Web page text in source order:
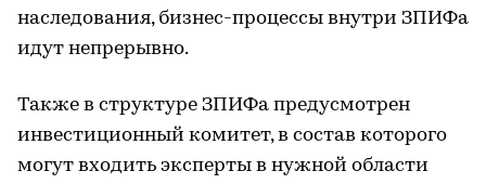
наследования, бизнес-процессы внутри ЗПИФа
идут непрерывно.
Также в структуре ЗПИФа предусмотрен
инвестиционный комитет, в состав которого
могут входить эксперты в нужной области